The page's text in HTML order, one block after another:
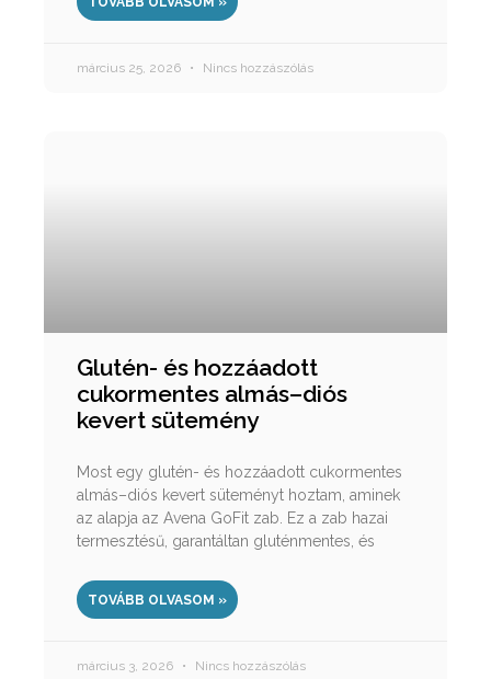
március 25, 2026 Nincs hozzászólás
Glutén- és hozzáadott
cukormentes almás–diós
kevert sütemény
Most egy glutén- és hozzáadott cukormentes
almás–diós kevert süteményt hoztam, aminek
az alapja az Avena GoFit zab. Ez a zab hazai
termesztésű, garantáltan gluténmentes, és
TOVÁBB OLVASOM »
március 3, 2026 Nincs hozzászólás